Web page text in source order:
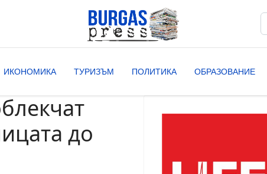
ИКОНОМИКА ТУРИЗЪМ ПОЛИТИКА ОБРАЗОВАНИЕ
до